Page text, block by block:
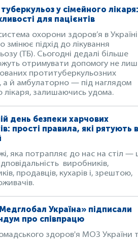
у сімейного лікаря:
для пацієнтів
охорони здоров’я в Україні
змінює підхід до лікування
(ТБ). Сьогодні дедалі більше
отримувати допомогу не
протитуберкульозних
а й амбулаторно — під наглядом
лікаря, залишаючись удома.
день безпеки харчових
прості правила, які рятують
яка потрапляє до нас на стіл —
виробників,
продавців, кухарів і, зрештою,
Україна» підписали
про співпрацю
здоров'я МОЗ України